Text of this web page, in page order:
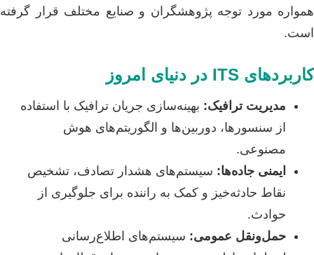
همواره مورد توجه پژوهشگران و صنایع مختلف قرار گرفته
است.
کاربردهای ITS در دنیای امروز
مدیریت ترافیک: بهینه‌سازی جریان ترافیک با استفاده
از سنسورها، دوربین‌ها و الگوریتم‌های هوش
مصنوعی.
ایمنی جاده‌ها: سیستم‌های هشدار تصادف، تشخیص
نقاط حادثه‌خیز و کمک به راننده برای جلوگیری از
حوادث.
حمل‌ونقل عمومی: سیستم‌های اطلاع‌رسانی